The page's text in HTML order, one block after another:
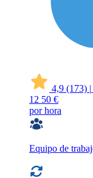
4,9 (173) |
12 50 €
por hora
Equipo de